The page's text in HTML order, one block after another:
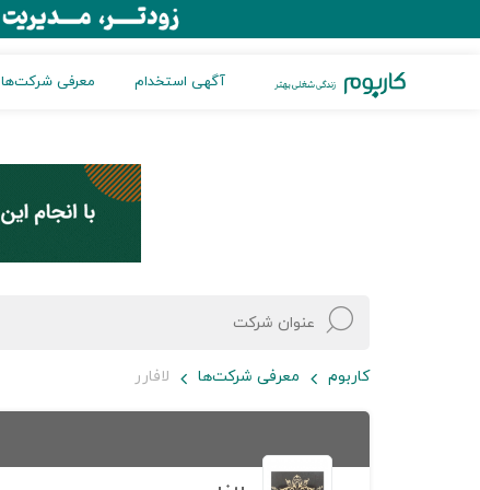
آگهی استخدام معرفی شرکت‌ها
کاربوم معرفی شرکت‌ها لافارر